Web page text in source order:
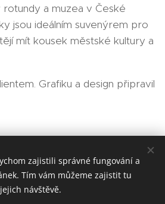
a muzea v České
jsou ideálním suvenýrem pro
mít kousek městské kultury a
Grafiku a design připravil
sociální podnik, s. r. o.
Webnode Cookies
zajistili správné fungování a
Tím vám můžeme zajistit tu
návštěvě.